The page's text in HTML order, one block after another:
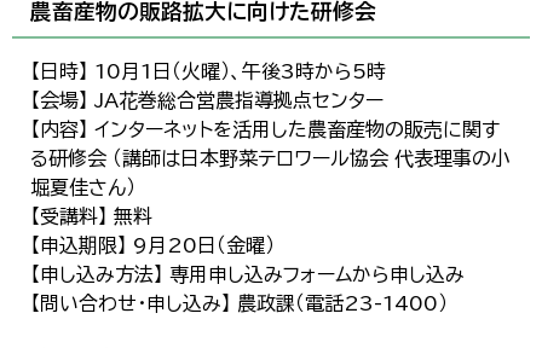
農畜産物の販路拡大に向けた研修会
【日時】 10月1日（火曜）、午後3時から5時
【会場】 JA花巻総合営農指導拠点センター
【内容】 インターネットを活用した農畜産物の販売に関す
る研修会 （講師は日本野菜テロワール協会 代表理事の小
堀夏佳さん）
【受講料】 無料
【申込期限】 9月20日（金曜）
【申し込み方法】 専用申し込みフォームから申し込み
【問い合わせ・申し込み】 農政課（電話23-1400）